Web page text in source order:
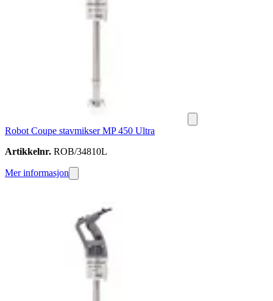
Robot Coupe stavmikser MP 450 Ultra
Artikkelnr. ROB/34810L
Mer informasjon